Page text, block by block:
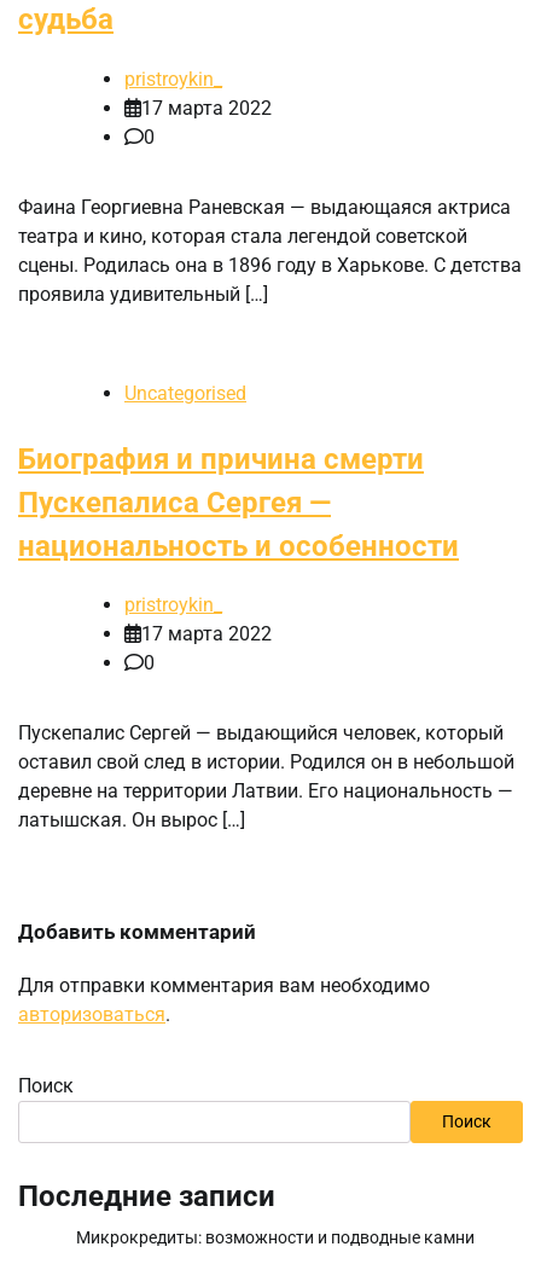
судьба
pristroykin_
17 марта 2022
0
Фаина Георгиевна Раневская — выдающаяся актриса
театра и кино, которая стала легендой советской
сцены. Родилась она в 1896 году в Харькове. С детства
проявила удивительный […]
Uncategorised
Биография и причина смерти
Пускепалиса Сергея —
национальность и особенности
pristroykin_
17 марта 2022
0
Пускепалис Сергей — выдающийся человек, который
оставил свой след в истории. Родился он в небольшой
деревне на территории Латвии. Его национальность —
латышская. Он вырос […]
Добавить комментарий
Для отправки комментария вам необходимо
авторизоваться.
Поиск
Поиск
Последние записи
Микрокредиты: возможности и подводные камни